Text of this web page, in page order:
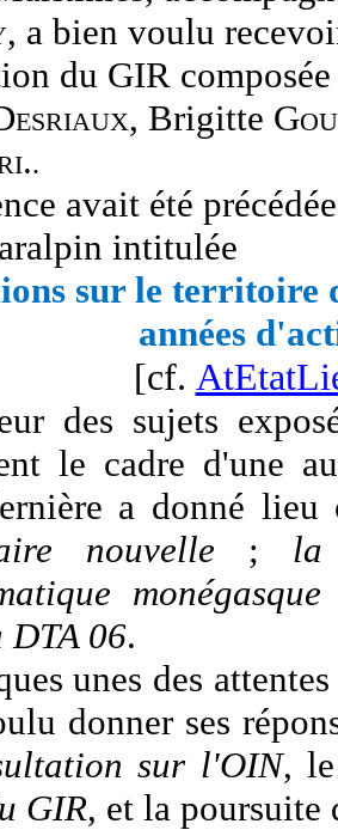
a bien voulu
du GIR
, Brigitte
.
avait été
intitulée
sur le territoire
années
[cf.
des sujets
le cadre d'une
a donné lieu
nouvelle
;
la
monégasque
DTA 06.
unes des
donner ses
sur l'OIN,
GIR, et la poursuite